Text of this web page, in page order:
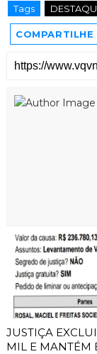
Tags
JUSTIÇA
MIL E MANTÉM